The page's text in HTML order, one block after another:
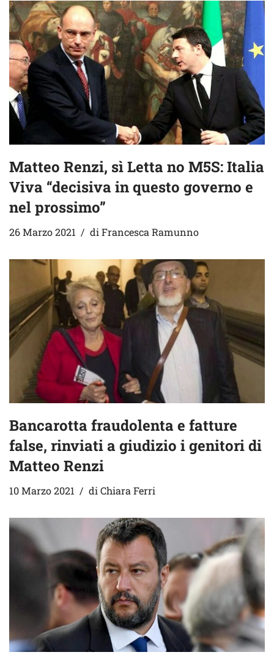
Matteo Renzi, sì Letta no M5S: Italia
Viva “decisiva in questo governo e
nel prossimo”
26 Marzo 2021 di Francesca Ramunno
Bancarotta fraudolenta e fatture
false, rinviati a giudizio i genitori di
Matteo Renzi
10 Marzo 2021 di Chiara Ferri